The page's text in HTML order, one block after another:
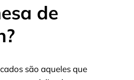
de
são aqueles que